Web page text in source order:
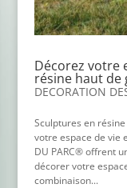
Décorez votre
résine haut de
DECORATION
Sculptures en
votre espace de vie
DU PARC® offrent
décorer votre
combinaison...